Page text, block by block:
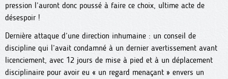
pression l’auront donc poussé à faire ce choix, ultime acte de
désespoir !
Dernière attaque d’une direction inhumaine : un conseil de
discipline qui l’avait condamné à un dernier avertissement avant
licenciement, avec 12 jours de mise à pied et à un déplacement
disciplinaire pour avoir eu « un regard menaçant » envers un